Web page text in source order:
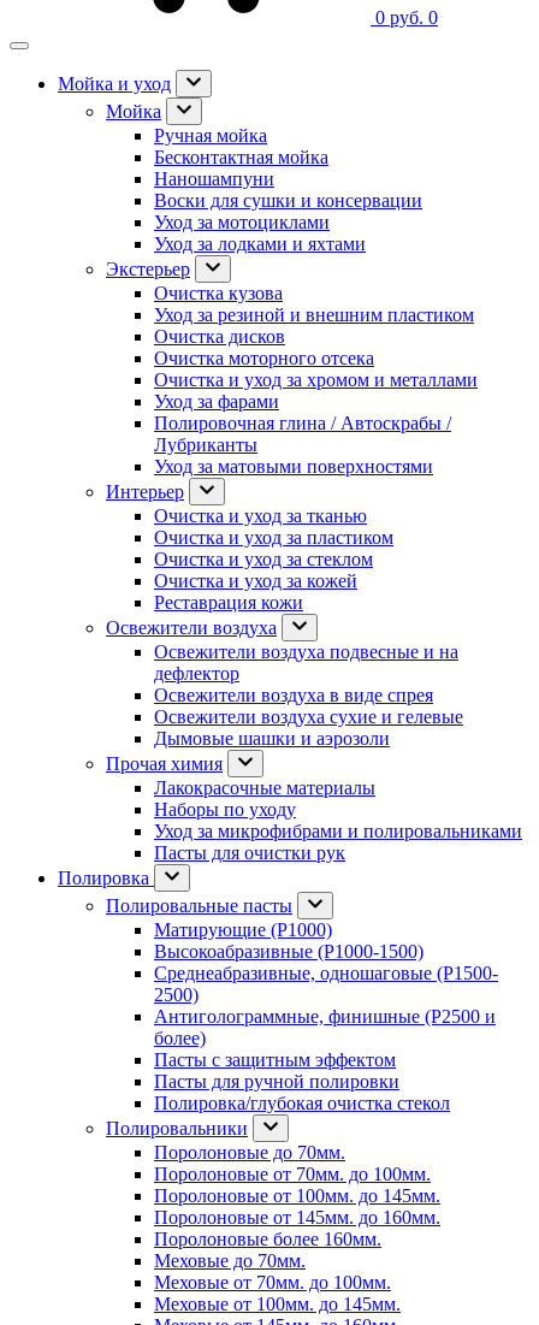
0 руб. 0
Мойка и уход
Мойка
Ручная мойка
Бесконтактная мойка
Наношампуни
Воски для сушки и консервации
Уход за мотоциклами
Уход за лодками и яхтами
Экстерьер
Очистка кузова
Уход за резиной и внешним пластиком
Очистка дисков
Очистка моторного отсека
Очистка и уход за хромом и металлами
Уход за фарами
Полировочная глина / Автоскрабы /
Лубриканты
Уход за матовыми поверхностями
Интерьер
Очистка и уход за тканью
Очистка и уход за пластиком
Очистка и уход за стеклом
Очистка и уход за кожей
Реставрация кожи
Освежители воздуха
Освежители воздуха подвесные и на
дефлектор
Освежители воздуха в виде спрея
Освежители воздуха сухие и гелевые
Дымовые шашки и аэрозоли
Прочая химия
Лакокрасочные материалы
Наборы по уходу
Уход за микрофибрами и полировальниками
Пасты для очистки рук
Полировка
Полировальные пасты
Матирующие (P1000)
Высокоабразивные (P1000-1500)
Среднеабразивные, одношаговые (P1500-
2500)
Антиголограммные, финишные (P2500 и
более)
Пасты с защитным эффектом
Пасты для ручной полировки
Полировка/глубокая очистка стекол
Полировальники
Поролоновые до 70мм.
Поролоновые от 70мм. до 100мм.
Поролоновые от 100мм. до 145мм.
Поролоновые от 145мм. до 160мм.
Поролоновые более 160мм.
Меховые до 70мм.
Меховые от 70мм. до 100мм.
Меховые от 100мм. до 145мм.